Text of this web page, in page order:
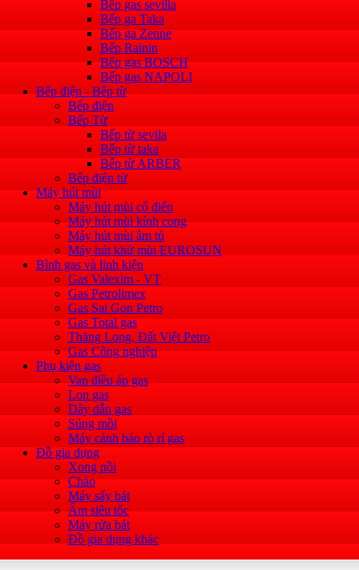
Bếp gas sevilla
Bếp ga Taka
Bếp ga Zenne
Bếp Rainin
Bếp gas BOSCH
Bếp gas NAPOLI
Bếp điện - Bếp từ
Bếp điện
Bếp Từ
Bếp từ sevila
Bếp từ taka
Bếp từ ARBER
Bếp điện từ
Máy hút mùi
Máy hút mùi cổ điển
Máy hút mùi kính cong
Máy hút mùi âm tủ
Máy hút khử mùi EUROSUN
Bình gas và linh kiện
Gas Valexim - VT
Gas Petrolimex
Gas Sai Gon Petro
Gas Total gas
Thăng Long, Đất Việt Petro
Gas Công nghiệp
Phụ kiện gas
Van điều áp gas
Lon gas
Dây dẫn gas
Súng mồi
Máy cảnh báo rò rỉ gas
Đồ gia dụng
Xong nồi
Chảo
Máy sấy bát
Ấm siêu tốc
Máy rửa bát
Đồ gia dụng khác